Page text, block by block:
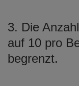
3. Die
auf 10 pro
begrenzt.